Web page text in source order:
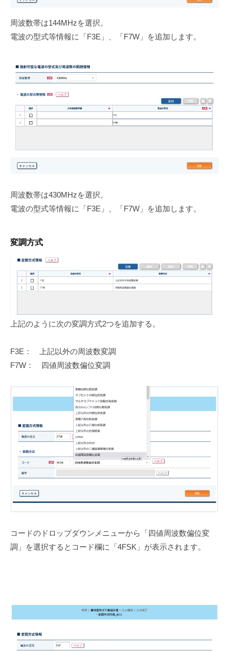
周波数帯は144MHzを選択。
電波の型式等情報に「F3E」、「F7W」を追加します。
周波数帯は430MHzを選択。
電波の型式等情報に「F3E」、「F7W」を追加します。
変調方式
上記のように次の変調方式2つを追加する。
F3E： 上記以外の周波数変調
F7W： 四値周波数偏位変調
コードのドロップダウンメニューから「四値周波数偏位変
調」を選択するとコード欄に「4FSK」が表示されます。